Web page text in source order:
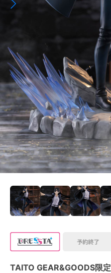
TAITO GEAR&GOODS限定